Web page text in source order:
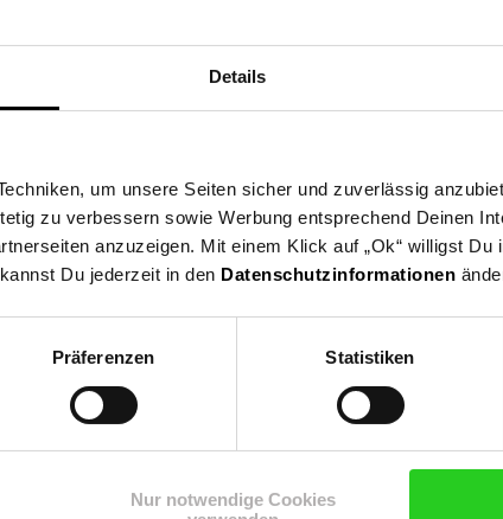
Details
um unsere Seiten sicher und zuverlässig
zu verbessern sowie Werbung entsprechend Deinen
anzuzeigen. Mit einem Klick auf „Ok“ willigst Du
Du jederzeit in den Datenschutzinformationen
Präferenzen Statistiken
Nur notwendige Cookies
99€ Sternchen Fußnote, Details
tectake® Armband Herbst
10,99*nur 10,99€
und